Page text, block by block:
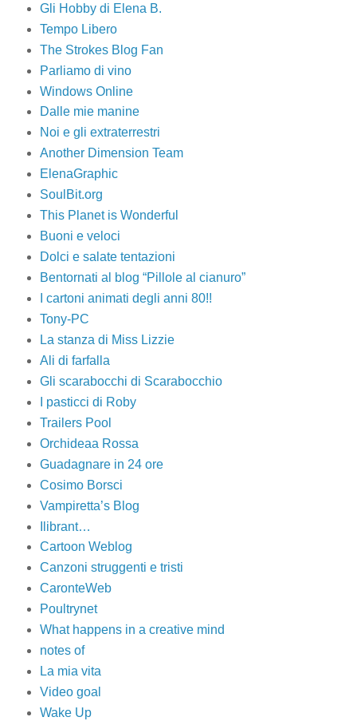
Gli Hobby di Elena B.
Tempo Libero
The Strokes Blog Fan
Parliamo di vino
Windows Online
Dalle mie manine
Noi e gli extraterrestri
Another Dimension Team
ElenaGraphic
SoulBit.org
This Planet is Wonderful
Buoni e veloci
Dolci e salate tentazioni
Bentornati al blog “Pillole al cianuro”
I cartoni animati degli anni 80!!
Tony-PC
La stanza di Miss Lizzie
Ali di farfalla
Gli scarabocchi di Scarabocchio
I pasticci di Roby
Trailers Pool
Orchideaa Rossa
Guadagnare in 24 ore
Cosimo Borsci
Vampiretta’s Blog
Ilibrant…
Cartoon Weblog
Canzoni struggenti e tristi
CaronteWeb
Poultrynet
What happens in a creative mind
notes of
La mia vita
Video goal
Wake Up